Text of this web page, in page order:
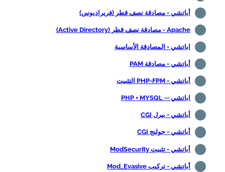
أباتشي - مصادقة نصف قطر (فريراديوس)
Apache - مصادقة نصف قطر (Active Directory)
اباتشي - المصادقة الأساسية
أباتشي - مصادقة PAM
أباتشي - PHP-FPM التثبيت
اباتشي -- PHP + MYSQL
أباتشي - بيرل CGI
أباتشي - جولنج CGI
أباتشي - تثبيت ModSecurity
أباتشي - تركيب Mod_Evasive